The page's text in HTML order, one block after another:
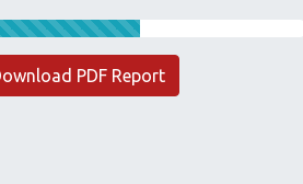
PDF Report